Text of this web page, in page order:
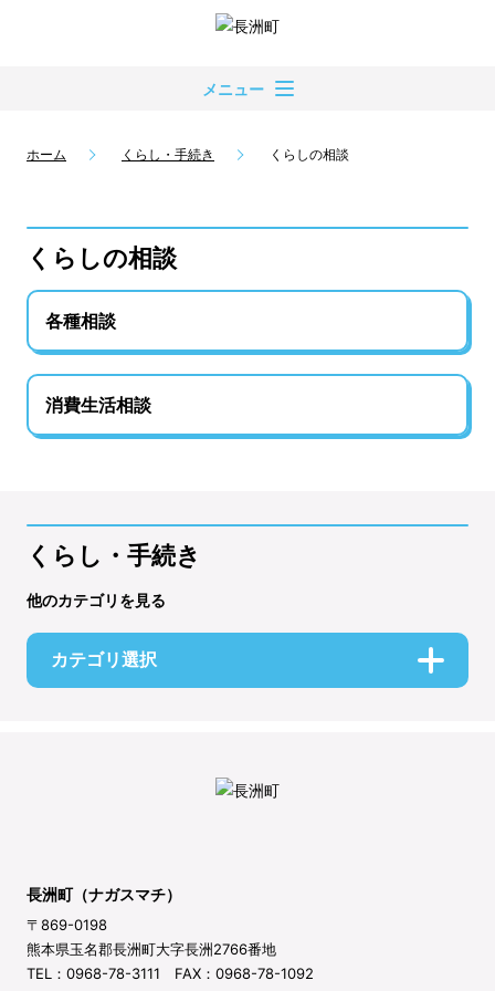
メニュー
ホーム くらし・手続き くらしの相談
くらしの相談
各種相談
消費生活相談
くらし・手続き
他のカテゴリを見る
カテゴリ選択
長洲町（ナガスマチ）
〒869-0198
熊本県玉名郡長洲町大字長洲2766番地
TEL：0968-78-3111 FAX：0968-78-1092